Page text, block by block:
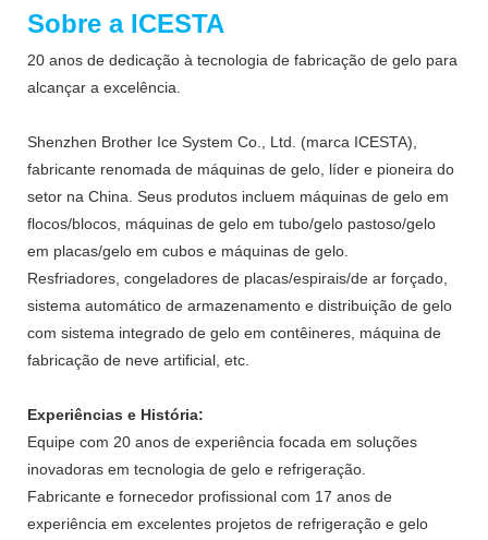
Sobre a ICESTA
20 anos de dedicação à tecnologia de fabricação de gelo para
alcançar a excelência.
Shenzhen Brother Ice System Co., Ltd. (marca ICESTA),
fabricante renomada de máquinas de gelo, líder e pioneira do
setor na China. Seus produtos incluem máquinas de gelo em
flocos/blocos, máquinas de gelo em tubo/gelo pastoso/gelo
em placas/gelo em cubos e máquinas de gelo.
Resfriadores, congeladores de placas/espirais/de ar forçado,
sistema automático de armazenamento e distribuição de gelo
com sistema integrado de gelo em contêineres, máquina de
fabricação de neve artificial, etc.
Experiências e História:
Equipe com 20 anos de experiência focada em soluções
inovadoras em tecnologia de gelo e refrigeração.
Fabricante e fornecedor profissional com 17 anos de
experiência em excelentes projetos de refrigeração e gelo